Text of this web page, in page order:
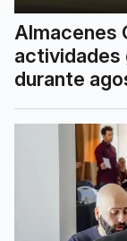
Almacenes
actividades
durante